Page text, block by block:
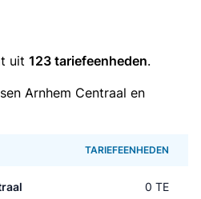
uit 123 tariefeenheden.
Arnhem Centraal en
TARIEFEENHEDEN
0 TE